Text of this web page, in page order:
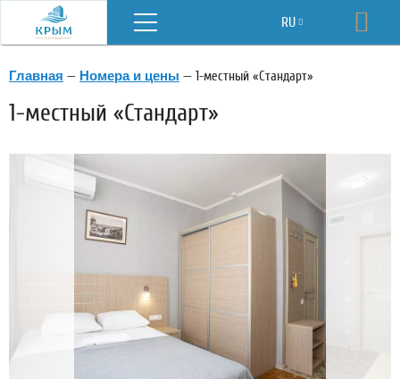
Меню RU
Главная — Номера и цены — 1-местный «Стандарт»
1-местный «Стандарт»